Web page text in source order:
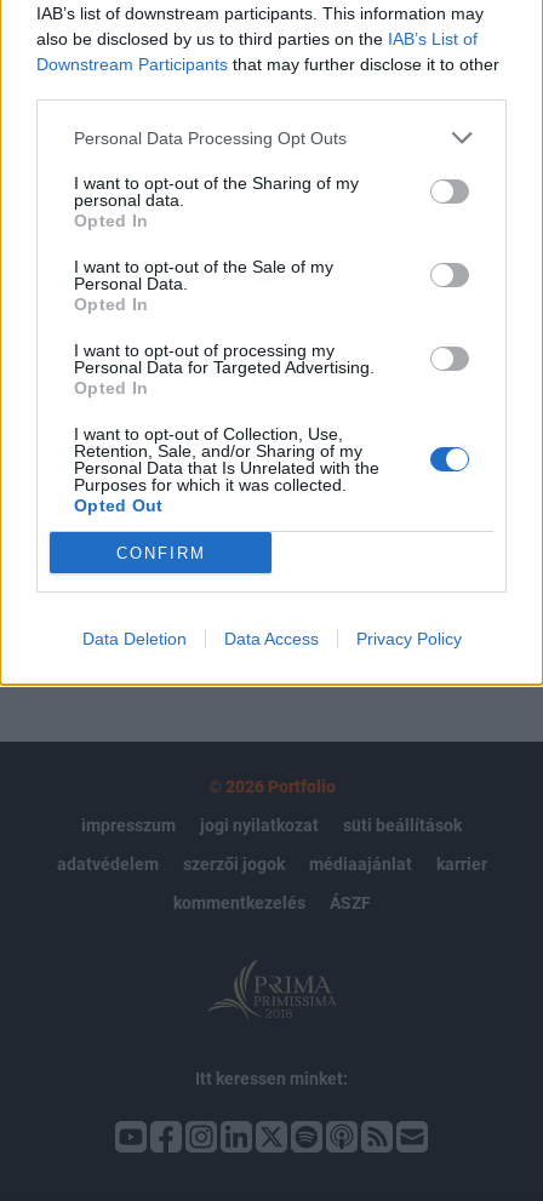
IAB’s list of downstream participants. This information may
also be disclosed by us to third parties on the IAB’s List of
Downstream Participants that may further disclose it to other
Personal Data Processing Opt Outs
I want to opt-out of the Sharing of my
personal data.
Opted In
I want to opt-out of the Sale of my
Personal Data.
Opted In
I want to opt-out of processing my
Personal Data for Targeted Advertising.
Opted In
I want to opt-out of Collection, Use,
Retention, Sale, and/or Sharing of my
Personal Data that Is Unrelated with the
Purposes for which it was collected.
Opted Out
CONFIRM
Data Deletion Data Access Privacy Policy
A 2001. február 5-től február 9.-ig jegyzésre meghirdetet
2004/T2 jelű Kincstári Takarékkötvény jegyzési árfolyama:
100.60%, a lejáratkori elérhető éves hozama: 8.66%A jelen
írás nem minősül befektetési tanácsadásnak vagy
befektetési ajánlásnak. Részletes jogi információ
KEDVES OLVASÓNK!
tartozik, melynek olvasása előfizetéses
regisztrációhoz kötött.
Az előfizetés a következőket tartalmazza:
Portfolio.hu teljes cikkarchívum
kötéslistái
MÁR ELŐFIZETŐNK VAGY?BEJELENTKEZÉS
© 2026 Portfolio
impresszum
jogi nyilatkozat
süti beállítások
adatvédelem
szerzői jogok médiaajánlat
karrier
kommentkezelés
ÁSZF
Itt keressen minket: